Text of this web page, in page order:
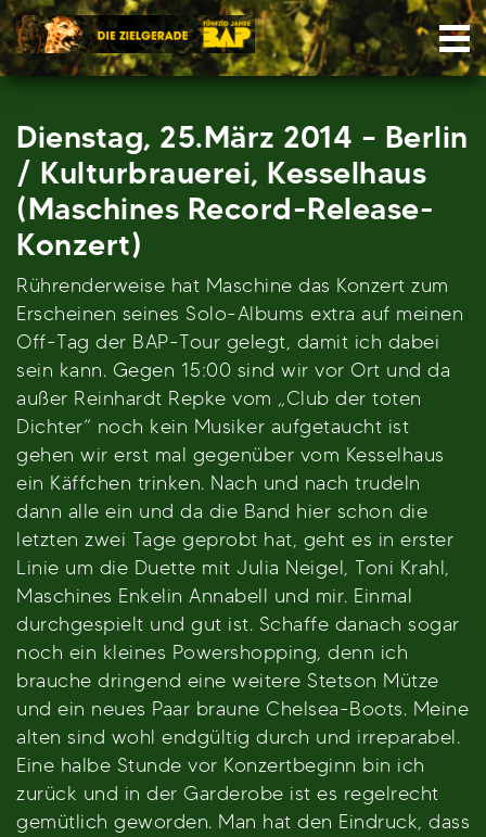
Skip
to
content
Dienstag, 25.März 2014 – Berlin
/ Kulturbrauerei, Kesselhaus
(Maschines Record-Release-
Konzert)
Rührenderweise hat Maschine das Konzert zum
Erscheinen seines Solo-Albums extra auf meinen
Off-Tag der BAP-Tour gelegt, damit ich dabei
sein kann. Gegen 15:00 sind wir vor Ort und da
außer Reinhardt Repke vom „Club der toten
Dichter“ noch kein Musiker aufgetaucht ist
gehen wir erst mal gegenüber vom Kesselhaus
ein Käffchen trinken. Nach und nach trudeln
dann alle ein und da die Band hier schon die
letzten zwei Tage geprobt hat, geht es in erster
Linie um die Duette mit Julia Neigel, Toni Krahl,
Maschines Enkelin Annabell und mir. Einmal
durchgespielt und gut ist. Schaffe danach sogar
noch ein kleines Powershopping, denn ich
brauche dringend eine weitere Stetson Mütze
und ein neues Paar braune Chelsea-Boots. Meine
alten sind wohl endgültig durch und irreparabel.
Eine halbe Stunde vor Konzertbeginn bin ich
zurück und in der Garderobe ist es regelrecht
gemütlich geworden. Man hat den Eindruck, dass